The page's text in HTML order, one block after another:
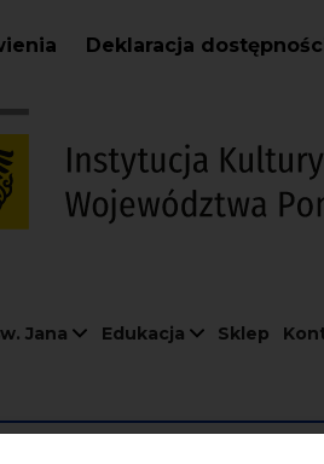
Deklaracja
Jana Edukacja Sklep